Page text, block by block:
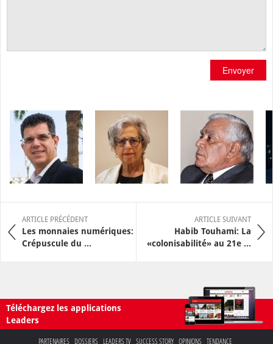
Envoyer
ARTICLE PRÉCÉDENT
Les monnaies numériques:
Crépuscule du ...
ARTICLE SUIVANT
Habib Touhami: La
«colonisabilité» au 21e ...
Téléchargez les applications
Leaders
PARTENAIRES DOSSIERS LEADERS TV SUCCESS STORY OPINIONS TENDANCE